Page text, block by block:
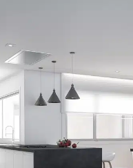
SgRosello
REFORMAS